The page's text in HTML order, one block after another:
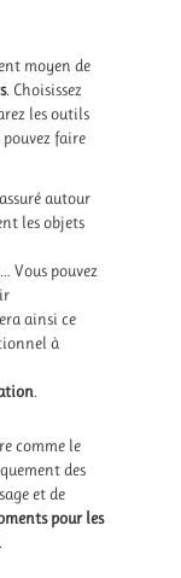
moyen de
. Choisissez
les outils
pouvez faire
autour
les objets
Vous pouvez
ainsi ce
à
comme le
des
et de
pour les